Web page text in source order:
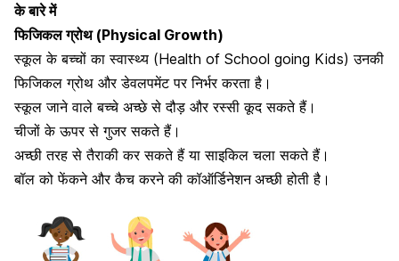
के बारे में
फिजिकल ग्रोथ (Physical Growth)
स्कूल के बच्चों का स्वास्थ्य (Health of School going Kids) उनकी
फिजिकल ग्रोथ और डेवलपमेंट पर निर्भर करता है।
स्कूल जाने वाले बच्चे अच्छे से दौड़ और रस्सी कूद सकते हैं।
चीजों के ऊपर से गुजर सकते हैं।
अच्छी तरह से तैराकी कर सकते हैं यासाइकिल चला सकते हैं।
बॉल को फेंकने और कैच करने की कॉऑर्डिनेशन अच्छी होती है।